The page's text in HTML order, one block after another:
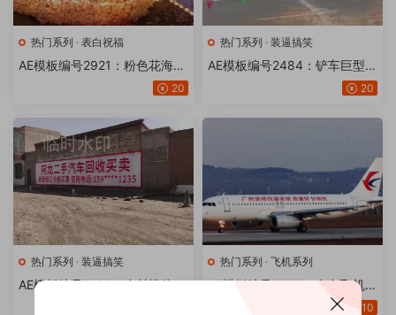
热门系列 · 表白祝福
AE模板编号2921：粉色花海告
白霓虹灯改文字【21版】
20
热门系列 · 装逼搞笑
AE模板编号2484：铲车巨型青
20
热门系列 · 装逼搞笑
AE模板编号2182：农村墙体广
热门系列 · 飞机系列
AE模板编号2968：白色飞机身
10